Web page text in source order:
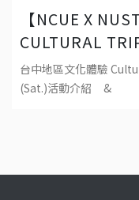
【NCUE X
CULTURAL
APRIL 25TH
台中地區文化體驗
(Sat.)活動介紹 &